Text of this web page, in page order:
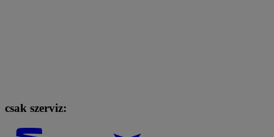
csak szerviz: